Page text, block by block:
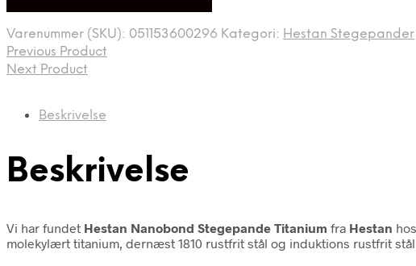
Varenummer (SKU): 051153600296 Kategori: Hestan Stegepander
Previous Product
Next Product
Beskrivelse
Beskrivelse
Vi har fundet Hestan Nanobond Stegepande Titanium fra Hestan
molekylært titanium, dernæst 1810 rustfrit stål og induktions rustfrit